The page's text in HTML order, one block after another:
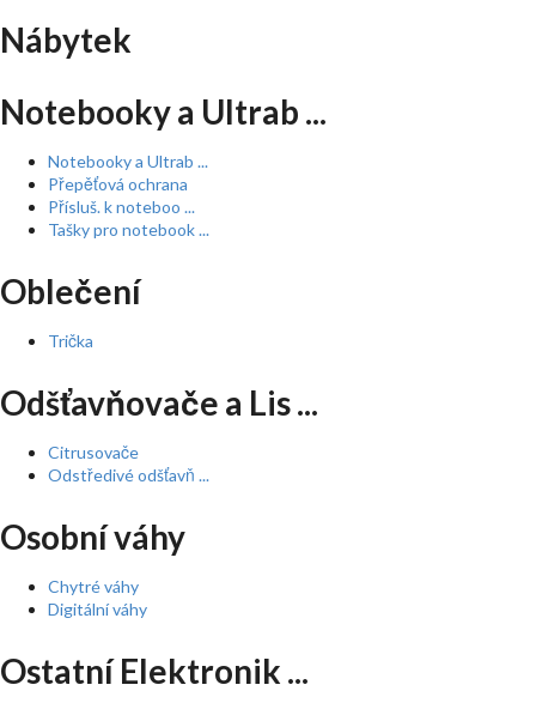
Nábytek
Notebooky a Ultrab ...
Notebooky a Ultrab ...
Přepěťová ochrana
Přísluš. k noteboo ...
Tašky pro notebook ...
Oblečení
Trička
Odšťavňovače a Lis ...
Citrusovače
Odstředivé odšťavň ...
Osobní váhy
Chytré váhy
Digitální váhy
Ostatní Elektronik ...